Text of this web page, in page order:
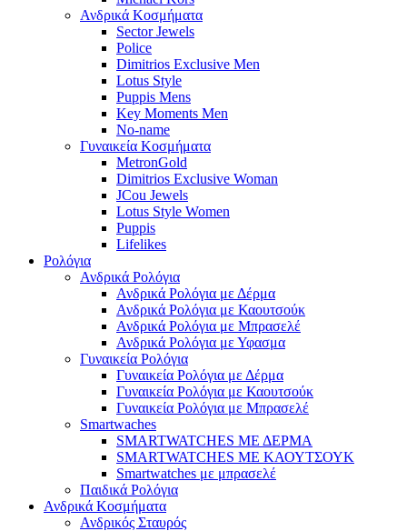
Ανδρικά Κοσμήματα
Sector Jewels
Police
Dimitrios Exclusive Men
Lotus Style
Puppis Mens
Key Moments Men
No-name
Γυναικεία Κοσμήματα
MetronGold
Dimitrios Exclusive Woman
JCou Jewels
Lotus Style Women
Puppis
Lifelikes
Ρολόγια
Ανδρικά Ρολόγια
Ανδρικά Ρολόγια με Δέρμα
Ανδρικά Ρολόγια με Καουτσούκ
Ανδρικά Ρολόγια με Μπρασελέ
Ανδρικά Ρολόγια με Υφασμα
Γυναικεία Ρολόγια
Γυναικεία Ρολόγια με Δέρμα
Γυναικεία Ρολόγια με Καουτσούκ
Γυναικεία Ρολόγια με Μπρασελέ
Smartwaches
SMARTWATCHES ΜΕ ΔΕΡΜΑ
SMARTWATCHES ΜΕ ΚΑΟΥΤΣΟΥΚ
Smartwatches με μπρασελέ
Παιδικά Ρολόγια
Ανδρικά Κοσμήματα
Ανδρικός Σταυρός